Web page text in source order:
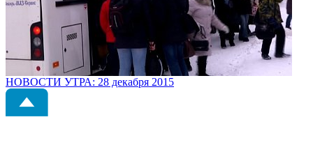
НОВОСТИ УТРА: 28 декабря 2015